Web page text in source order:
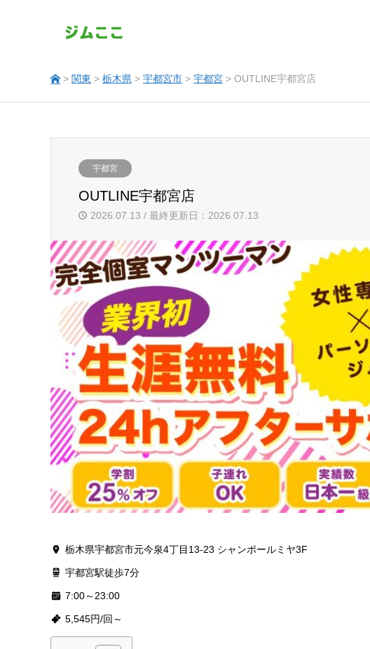
> 関東 > 栃木県 > 宇都宮市 > 宇都宮 > OUTLINE宇都宮店
宇都宮
OUTLINE宇都宮店
2026.07.13 / 最終更新日：2026.07.13
栃木県宇都宮市元今泉4丁目13-23 シャンポールミヤ3F
宇都宮駅徒歩7分
7:00～23:00
5,545円/回～